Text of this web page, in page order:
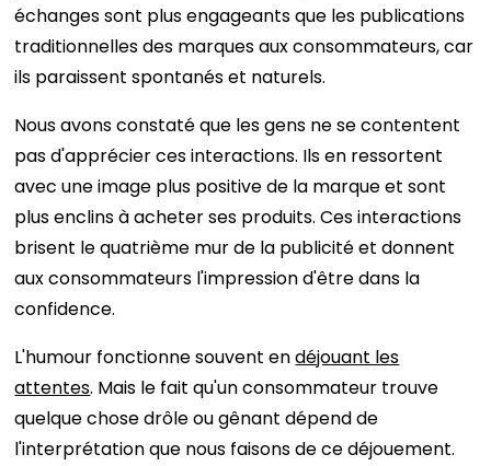
échanges sont plus engageants que les publications
traditionnelles des marques aux consommateurs, car
ils paraissent spontanés et naturels.
Nous avons constaté que les gens ne se contentent
pas d'apprécier ces interactions. Ils en ressortent
avec une image plus positive de la marque et sont
plus enclins à acheter ses produits. Ces interactions
brisent le quatrième mur de la publicité et donnent
aux consommateurs l'impression d'être dans la
confidence.
L'humour fonctionne souvent endéjouant les
attentes. Mais le fait qu'un consommateur trouve
quelque chose drôle ou gênant dépend de
l'interprétation que nous faisons de ce déjouement.